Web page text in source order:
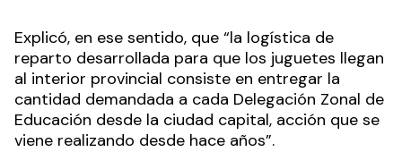
Explicó, en ese sentido, que “la logística de
reparto desarrollada para que los juguetes llegan
al interior provincial consiste en entregar la
cantidad demandada a cada Delegación Zonal de
Educación desde la ciudad capital, acción que se
viene realizando desde hace años”.